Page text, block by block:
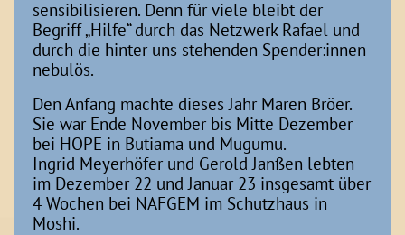
sensibilisieren. Denn für viele bleibt der
Begriff „Hilfe“ durch das Netzwerk Rafael und
durch die hinter uns stehenden Spender:innen
nebulös.
Den Anfang machte dieses Jahr Maren Bröer.
Sie war Ende November bis Mitte Dezember
bei HOPE in Butiama und Mugumu.
Ingrid Meyerhöfer und Gerold Janßen lebten
im Dezember 22 und Januar 23 insgesamt über
4 Wochen bei NAFGEM im Schutzhaus in
Moshi.